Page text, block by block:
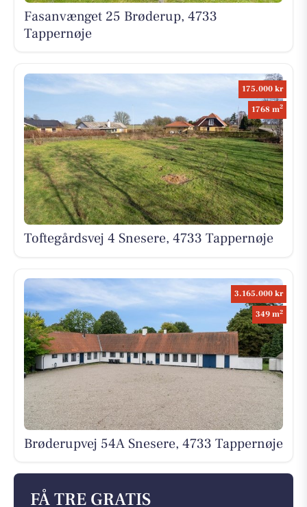
Fasanvænget 25 Brøderup, 4733
Tappernøje
175.000 kr
1768 m2
Toftegårdsvej 4 Snesere, 4733 Tappernøje
3.165.000 kr
349 m2
Brøderupvej 54A Snesere, 4733 Tappernøje
FÅ TRE GRATIS